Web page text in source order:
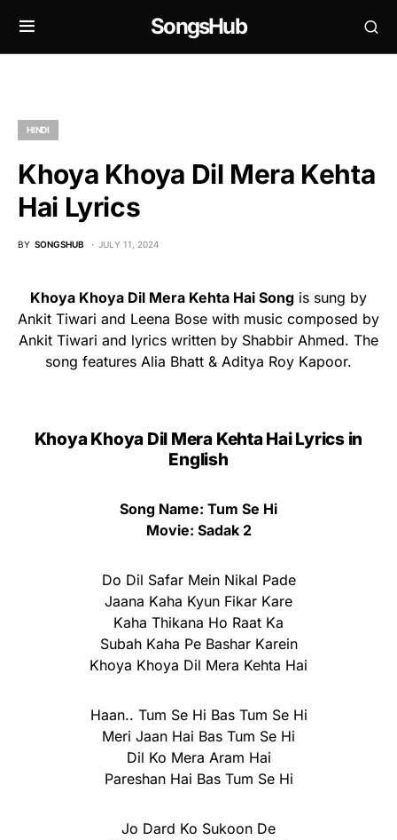
SongsHub
HINDI
Khoya Khoya Dil Mera Kehta
Hai Lyrics
BY SONGSHUB JULY 11, 2024
Khoya Khoya Dil Mera Kehta Hai Song is sung by
Ankit Tiwari and Leena Bose with music composed by
Ankit Tiwari and lyrics written by Shabbir Ahmed. The
song features Alia Bhatt & Aditya Roy Kapoor.
Khoya Khoya Dil Mera Kehta Hai Lyrics in
English
Song Name: Tum Se Hi
Movie: Sadak 2
Do Dil Safar Mein Nikal Pade
Jaana Kaha Kyun Fikar Kare
Kaha Thikana Ho Raat Ka
Subah Kaha Pe Bashar Karein
Khoya Khoya Dil Mera Kehta Hai
Haan.. Tum Se Hi Bas Tum Se Hi
Meri Jaan Hai Bas Tum Se Hi
Dil Ko Mera Aram Hai
Pareshan Hai Bas Tum Se Hi
Jo Dard Ko Sukoon De